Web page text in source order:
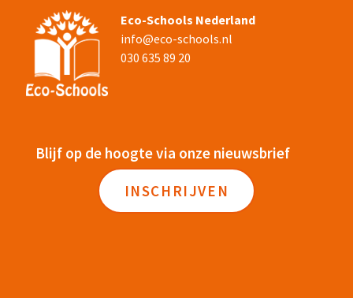
Eco-Schools Nederland
info@eco-schools.nl
030 635 89 20
Blijf op de hoogte via onze nieuwsbrief
INSCHRIJVEN